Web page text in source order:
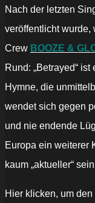
Nach der letzten
veröffentlicht wurde,
Crew BOOZE &
Rund: „Betrayed“
Hymne, die
wendet sich gegen
und nie endende
Europa ein weiterer
kaum „aktueller“
„Booze
&Hier klicken, um